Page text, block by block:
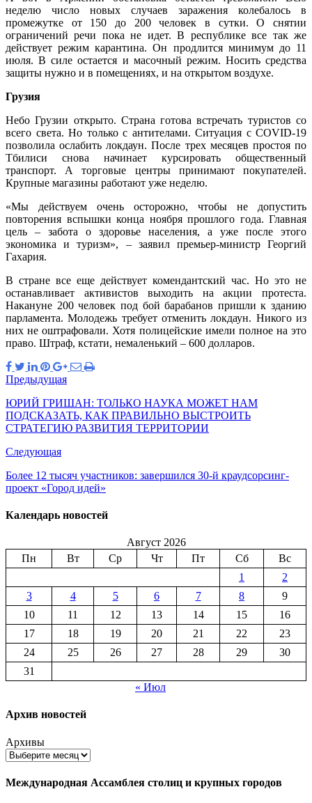
неделю число новых случаев заражения колебалось в
промежутке от 150 до 200 человек в сутки. О снятии
ограничений речи пока не идет. В республике все так же
действует режим карантина. Он продлится минимум до 11
июля. В силе остается и масочный режим. Носить средства
защиты нужно и в помещениях, и на открытом воздухе.
Грузия
Небо Грузии открыто. Страна готова встречать туристов со
всего света. Но только с антителами. Ситуация с COVID-19
позволила ослабить локдаун. После трех месяцев простоя по
Тбилиси снова начинает курсировать общественный
транспорт. А торговые центры принимают покупателей.
Крупные магазины работают уже неделю.
«Мы действуем очень осторожно, чтобы не допустить
повторения вспышки конца ноября прошлого года. Главная
цель – забота о здоровье населения, а уже после этого
экономика и туризм», – заявил премьер-министр Георгий
Гахария.
В стране все еще действует комендантский час. Но это не
останавливает активистов выходить на акции протеста.
Накануне 200 человек под бой барабанов пришли к зданию
парламента. Молодежь требует отменить локдаун. Никого из
них не оштрафовали. Хотя полицейские имели полное на это
право. Штраф, кстати, немаленький – 600 долларов.
Предыдущая
ЮРИЙ ГРИШАН: ТОЛЬКО НАУКА МОЖЕТ НАМ
ПОДСКАЗАТЬ, КАК ПРАВИЛЬНО ВЫСТРОИТЬ
СТРАТЕГИЮ РАЗВИТИЯ ТЕРРИТОРИИ
Следующая
Более 12 тысяч участников: завершился 30-й краудсорсинг-
проект «Город идей»
Календарь новостей
Август 2026
Пн
Вт Ср Чт Пт Сб
Вс
1
2
3
4 5 6 7 8
9
10
11 12 13 14 15
16
17
18 19 20 21 22
23
24
25 26 27 28 29
30
31
« Июл
Архив новостей
Архивы
Международная Ассамблея столиц и крупных городов